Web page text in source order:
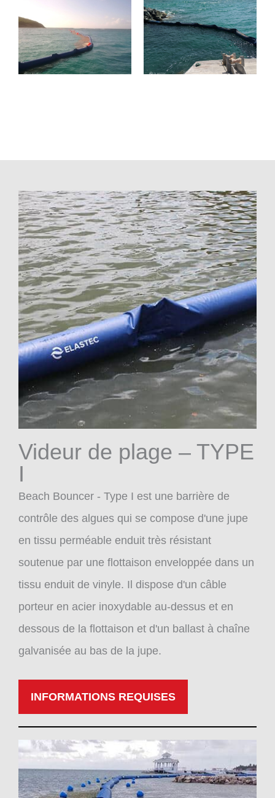
Videur de plage – TYPE
I
Beach Bouncer - Type I est une barrière de
contrôle des algues qui se compose d'une jupe
en tissu perméable enduit très résistant
soutenue par une flottaison enveloppée dans un
tissu enduit de vinyle. Il dispose d'un câble
porteur en acier inoxydable au-dessus et en
dessous de la flottaison et d'un ballast à chaîne
galvanisée au bas de la jupe.
INFORMATIONS REQUISES